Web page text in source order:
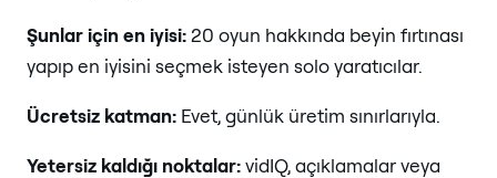
Şunlar için en iyisi:20 oyun hakkında beyin fırtınası
yapıp en iyisini seçmek isteyen solo yaratıcılar.
Ücretsiz katman: Evet, günlük üretim sınırlarıyla.
Yetersiz kaldığı noktalar:vidIQ, açıklamalar veya